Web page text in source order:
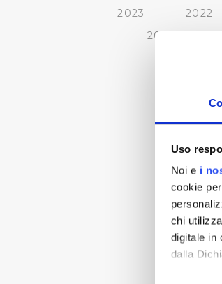
Uso
Noi e i
cookie
chi
digitale in
dalla
2023 2022
2013